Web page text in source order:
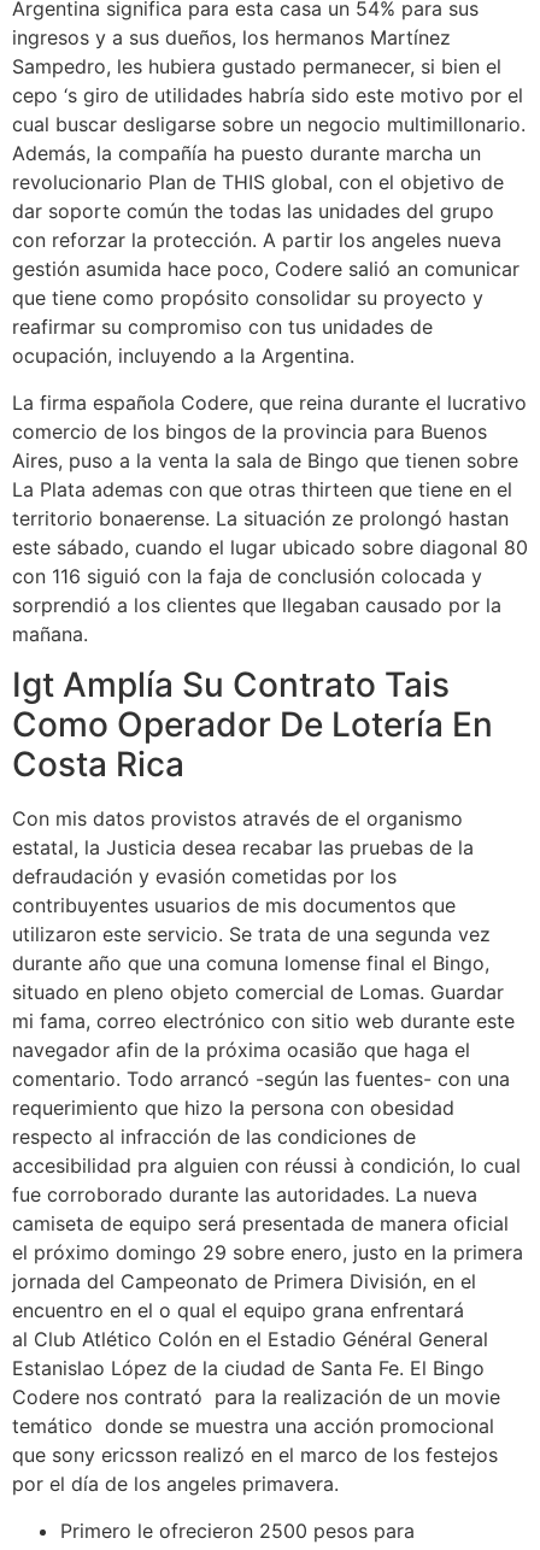
Argentina significa para esta casa un 54% para sus
ingresos y a sus dueños, los hermanos Martínez
Sampedro, les hubiera gustado permanecer, si bien el
cepo ‘s giro de utilidades habría sido este motivo por el
cual buscar desligarse sobre un negocio multimillonario.
Además, la compañía ha puesto durante marcha un
revolucionario Plan de THIS global, con el objetivo de
dar soporte común the todas las unidades del grupo
con reforzar la protección. A partir los angeles nueva
gestión asumida hace poco, Codere salió an comunicar
que tiene como propósito consolidar su proyecto y
reafirmar su compromiso con tus unidades de
ocupación, incluyendo a la Argentina.
La firma española Codere, que reina durante el lucrativo
comercio de los bingos de la provincia para Buenos
Aires, puso a la venta la sala de Bingo que tienen sobre
La Plata ademas con que otras thirteen que tiene en el
territorio bonaerense. La situación ze prolongó hastan
este sábado, cuando el lugar ubicado sobre diagonal 80
con 116 siguió con la faja de conclusión colocada y
sorprendió a los clientes que llegaban causado por la
mañana.
Igt Amplía Su Contrato Tais
Como Operador De Lotería En
Costa Rica
Con mis datos provistos através de el organismo
estatal, la Justicia desea recabar las pruebas de la
defraudación y evasión cometidas por los
contribuyentes usuarios de mis documentos que
utilizaron este servicio. Se trata de una segunda vez
durante año que una comuna lomense final el Bingo,
situado en pleno objeto comercial de Lomas. Guardar
mi fama, correo electrónico con sitio web durante este
navegador afin de la próxima ocasião que haga el
comentario. Todo arrancó -según las fuentes- con una
requerimiento que hizo la persona con obesidad
respecto al infracción de las condiciones de
accesibilidad pra alguien con réussi à condición, lo cual
fue corroborado durante las autoridades. La nueva
camiseta de equipo será presentada de manera oficial
el próximo domingo 29 sobre enero, justo en la primera
jornada del Campeonato de Primera División, en el
encuentro en el o qual el equipo grana enfrentará
al Club Atlético Colón en el Estadio Général General
Estanislao López de la ciudad de Santa Fe. El Bingo
Codere nos contrató para la realización de un movie
temático donde se muestra una acción promocional
que sony ericsson realizó en el marco de los festejos
por el día de los angeles primavera.
Primero le ofrecieron 2500 pesos para